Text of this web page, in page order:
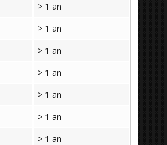
> 1 an
> 1 an
> 1 an
> 1 an
> 1 an
> 1 an
> 1 an